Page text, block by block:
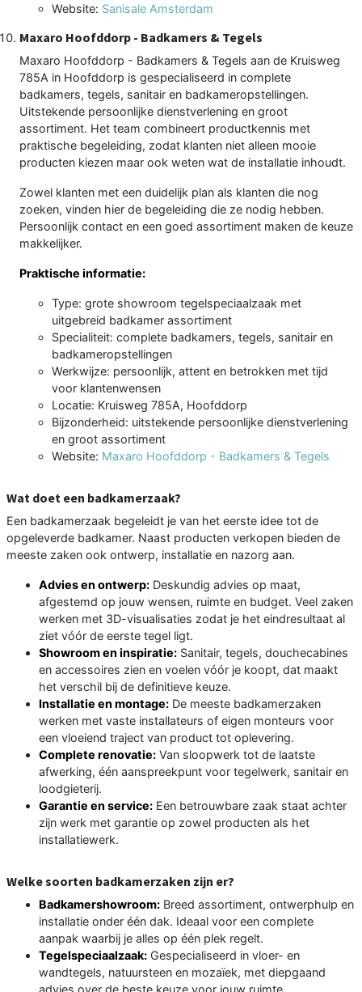
Website: Sanisale Amsterdam
Maxaro Hoofddorp - Badkamers & Tegels
Maxaro Hoofddorp - Badkamers & Tegels aan de Kruisweg
785A in Hoofddorp is gespecialiseerd in complete
badkamers, tegels, sanitair en badkameropstellingen.
Uitstekende persoonlijke dienstverlening en groot
assortiment. Het team combineert productkennis met
praktische begeleiding, zodat klanten niet alleen mooie
producten kiezen maar ook weten wat de installatie inhoudt.
Zowel klanten met een duidelijk plan als klanten die nog
zoeken, vinden hier de begeleiding die ze nodig hebben.
Persoonlijk contact en een goed assortiment maken de keuze
makkelijker.
Praktische informatie:
Type: grote showroom tegelspeciaalzaak met
uitgebreid badkamer assortiment
Specialiteit: complete badkamers, tegels, sanitair en
badkameropstellingen
Werkwijze: persoonlijk, attent en betrokken met tijd
voor klantenwensen
Locatie: Kruisweg 785A, Hoofddorp
Bijzonderheid: uitstekende persoonlijke dienstverlening
en groot assortiment
Website: Maxaro Hoofddorp - Badkamers & Tegels
Wat doet een badkamerzaak?
Een badkamerzaak begeleidt je van het eerste idee tot de
opgeleverde badkamer. Naast producten verkopen bieden de
meeste zaken ook ontwerp, installatie en nazorg aan.
Advies en ontwerp: Deskundig advies op maat,
afgestemd op jouw wensen, ruimte en budget. Veel zaken
werken met 3D-visualisaties zodat je het eindresultaat al
ziet vóór de eerste tegel ligt.
Showroom en inspiratie: Sanitair, tegels, douchecabines
en accessoires zien en voelen vóór je koopt, dat maakt
het verschil bij de definitieve keuze.
Installatie en montage: De meeste badkamerzaken
werken met vaste installateurs of eigen monteurs voor
een vloeiend traject van product tot oplevering.
Complete renovatie: Van sloopwerk tot de laatste
afwerking, één aanspreekpunt voor tegelwerk, sanitair en
loodgieterij.
Garantie en service: Een betrouwbare zaak staat achter
zijn werk met garantie op zowel producten als het
installatiewerk.
Welke soorten badkamerzaken zijn er?
Badkamershowroom: Breed assortiment, ontwerphulp en
installatie onder één dak. Ideaal voor een complete
aanpak waarbij je alles op één plek regelt.
Tegelspeciaalzaak: Gespecialiseerd in vloer- en
wandtegels, natuursteen en mozaïek, met diepgaand
advies over de beste keuze voor jouw ruimte.